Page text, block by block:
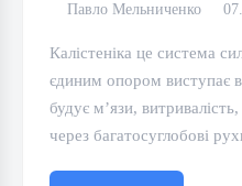
Павло Мельниченко
Калістеніка це система
єдиним опором виступає
будує м’язи,
через багатосуглобові